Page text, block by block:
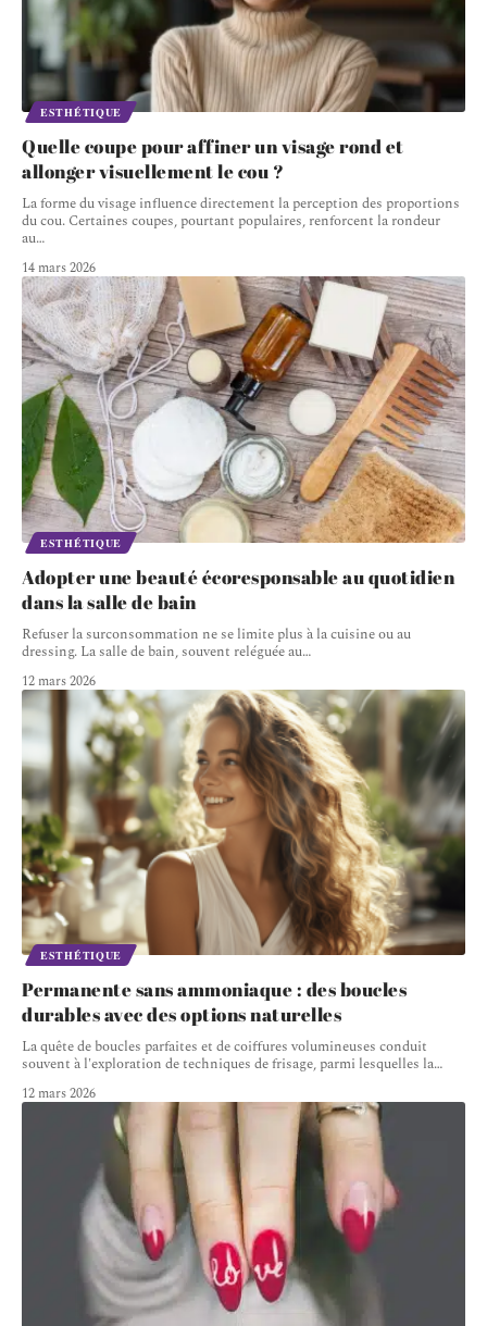
ESTHÉTIQUE
Quelle coupe pour affiner un visage rond et
allonger visuellement le cou ?
La forme du visage influence directement la perception des proportions
du cou. Certaines coupes, pourtant populaires, renforcent la rondeur
au…
14 mars 2026
ESTHÉTIQUE
Adopter une beauté écoresponsable au quotidien
dans la salle de bain
Refuser la surconsommation ne se limite plus à la cuisine ou au
dressing. La salle de bain, souvent reléguée au…
12 mars 2026
ESTHÉTIQUE
Permanente sans ammoniaque : des boucles
durables avec des options naturelles
La quête de boucles parfaites et de coiffures volumineuses conduit
souvent à l'exploration de techniques de frisage, parmi lesquelles la…
12 mars 2026